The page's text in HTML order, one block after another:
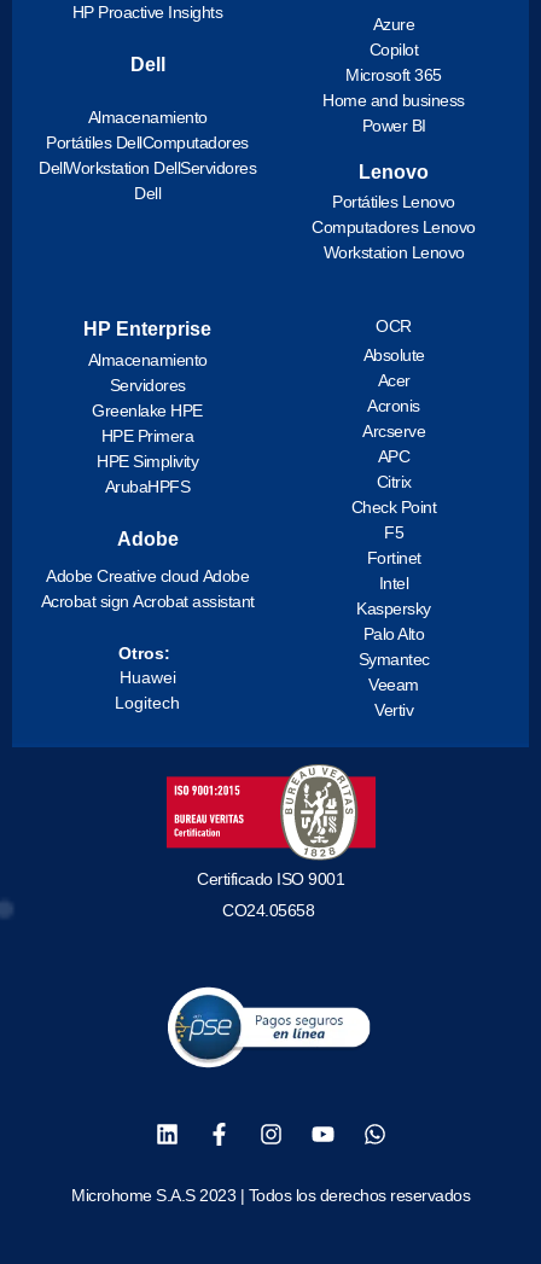
HP Proactive Insights
Dell
Almacenamiento
Portátiles DellComputadores
DellWorkstation DellServidores
Dell
Azure
Copilot
Microsoft 365
Home and business
Power BI
Lenovo
Portátiles Lenovo
Computadores Lenovo
Workstation Lenovo
HP Enterprise
Almacenamiento
Servidores
Greenlake HPE
HPE Primera
HPE Simplivity
ArubaHPFS
Adobe
Adobe Creative cloud Adobe
Acrobat sign Acrobat assistant
Otros:
Huawei
Logitech
OCR
Absolute
Acer
Acronis
Arcserve
APC
Citrix
Check Point
F5
Fortinet
Intel
Kaspersky
Palo Alto
Symantec
Veeam
Vertiv
Certificado ISO 9001
CO24.05658
Microhome S.A.S 2023 | Todos los derechos reservados